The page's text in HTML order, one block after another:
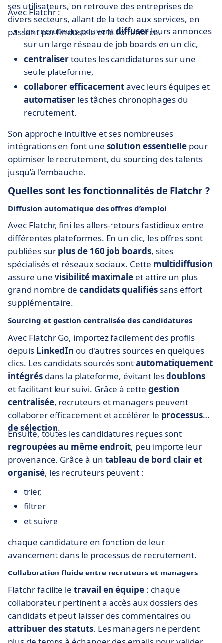
ses utilisateurs, on retrouve des entreprises de
divers secteurs, allant de la tech aux services, en
passant par l’industrie et le commerce.
Avec Flatchr :
les recruteurs peuventdiffuserleurs annonces
sur un large réseau de job boards en un clic,
centralisertoutes les candidatures sur une
seule plateforme,
collaborer efficacementavec leurs équipes et
automatiser les tâches chronophages du
recrutement.
Son approche intuitive et ses nombreuses
intégrations en font une solution essentielle pour
optimiser le recrutement, du sourcing des talents
jusqu’à l’embauche.
Quelles sont les fonctionnalités de Flatchr ?
Diffusion automatique des offres d’emploi
Avec Flatchr, fini les allers-retours fastidieux entre
différentes plateformes. En un clic, les offres sont
publiées sur plus de 160 job boards, sites
spécialisés et réseaux sociaux. Cette multidiffusion
assure une visibilité maximale et attire un plus
grand nombre de candidats qualifiés sans effort
supplémentaire.
Sourcing et gestion centralisée des candidatures
Avec Flatchr Go, importez facilement des profils
depuis LinkedIn ou d'autres sources en quelques
clics. Les candidats sourcés sontautomatiquement
intégrés dans la plateforme, évitant lesdoublons
et facilitant leur suivi. Grâce à cette gestion
centralisée, recruteurs et managers peuvent
collaborer efficacement et accélérer le processus
de sélection.
Ensuite, toutes les candidatures reçues sont
regroupées au même endroit, peu importe leur
provenance. Grâce à un tableau de bord clair et
organisé, les recruteurs peuvent :
trier,
filtrer
et suivre
chaque candidature en fonction de leur
avancement dans le processus de recrutement.
Collaboration fluide entre recruteurs et managers
Flatchr facilite le travail en équipe : chaque
collaborateur pertinent a accès aux dossiers des
candidats et peut laisser des commentaires ou
attribuer des statuts. Les managers ne perdent